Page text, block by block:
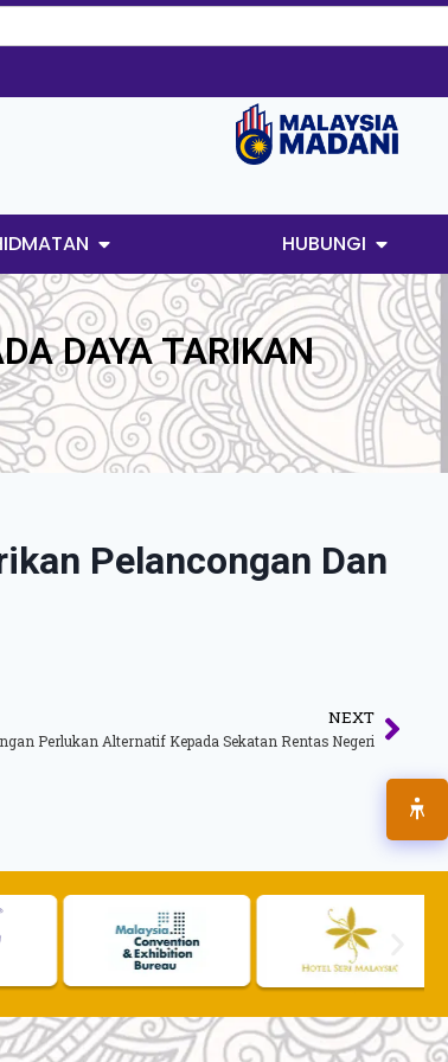
HUBUNGI
DAYA TARIKAN
Pelancongan Dan
NEXT
Perlukan Alternatif Kepada Sekatan Rentas Negeri